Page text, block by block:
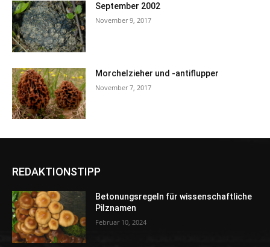
September 2002
November 9, 2017
Morchelzieher und -antiflupper
November 7, 2017
REDAKTIONSTIPP
Betonungsregeln für wissenschaftliche
Pilznamen
Februar 10, 2024